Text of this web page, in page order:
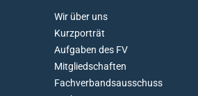
D
O
T
G
Wir über uns
Kurzporträt
Aufgaben des FV
Mitgliedschaften
Fachverbandsausschuss